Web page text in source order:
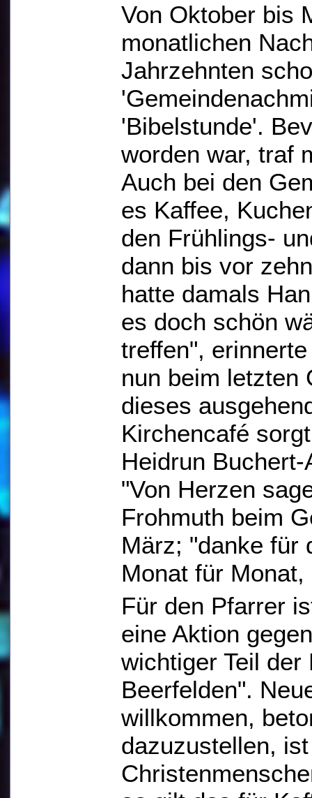
Von Oktober bis
monatlichen
Jahrzehnten
'Bibelstunde'.
worden war, traf
Auch bei den
es Kaffee,
den Frühlings-
dann bis vor
hatte damals
es doch schön
treffen",
nun beim letzten
dieses
Kirchencafé
Heidrun
"Von Herzen
Frohmuth beim
März; "danke für
Monat für
Für den Pfarrer
eine Aktion
wichtiger Teil der
Beerfelden".
willkommen,
dazuzustellen,